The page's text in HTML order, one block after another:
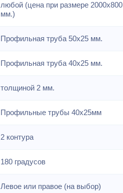
любой (цена при размере 2000x800
мм.)
Профильная труба 50х25 мм.
Профильная труба 40х25 мм.
толщиной 2 мм.
Профильные трубы 40х25мм
2 контура
180 градусов
Левое или правое (на выбор)